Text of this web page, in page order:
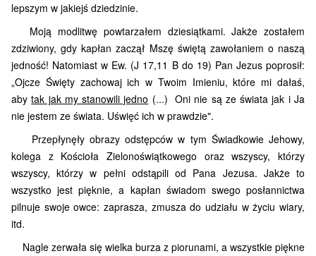
lepszym w jakiejś dziedzinie.
Moją modlitwę powtarzałem dziesiątkami. Jakże zostałem
zdziwiony, gdy kapłan zaczął Mszę świętą zawołaniem o naszą
jedność! Natomiast w Ew. (J 17,11 B do 19) Pan Jezus poprosił:
„Ojcze Święty zachowaj ich w Twoim Imieniu, które mi dałaś,
abytak jak my stanowili jedno (...) Oni nie są ze świata jak i Ja
nie jestem ze świata. Uświęć ich w prawdzie".
Przepłynęły obrazy odstępców w tym Świadkowie Jehowy,
kolega z Kościoła Zielonoświątkowego oraz wszyscy, którzy
wszyscy, którzy w pełni odstąpili od Pana Jezusa. Jakże to
wszystko jest pięknie, a kapłan świadom swego posłannictwa
pilnuje swoje owce: zaprasza, zmusza do udziału w życiu wiary,
itd.
Nagle zerwała się wielka burza z piorunami, a wszystkie piękne